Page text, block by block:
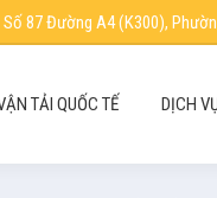
87 Đường A4 (K300),
TẢI QUỐC TẾ DỊCH